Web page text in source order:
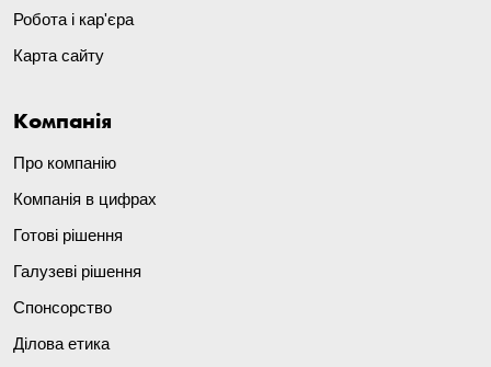
Робота і кар'єра
Карта сайту
Компанія
Про компанію
Компанія в цифрах
Готові рішення
Галузеві рішення
Спонсорство
Ділова етика